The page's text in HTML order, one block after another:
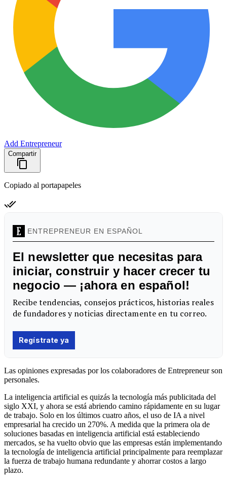
Add Entrepreneur
Compartir
Copiado al portapapeles
Las opiniones expresadas por los colaboradores de Entrepreneur son
personales.
La inteligencia artificial es quizás la tecnología más publicitada del
siglo XXI, y ahora se está abriendo camino rápidamente en su lugar
de trabajo. Solo en los últimos cuatro años, el uso de IA a nivel
empresarial ha crecido un 270%. A medida que la primera ola de
soluciones basadas en inteligencia artificial está estableciendo
mercados, se ha vuelto obvio que las empresas están implementando
la tecnología de inteligencia artificial principalmente para reemplazar
la fuerza de trabajo humana redundante y ahorrar costos a largo
plazo.